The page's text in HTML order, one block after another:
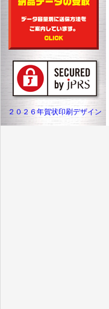
２０２６年賀状印刷デザイン